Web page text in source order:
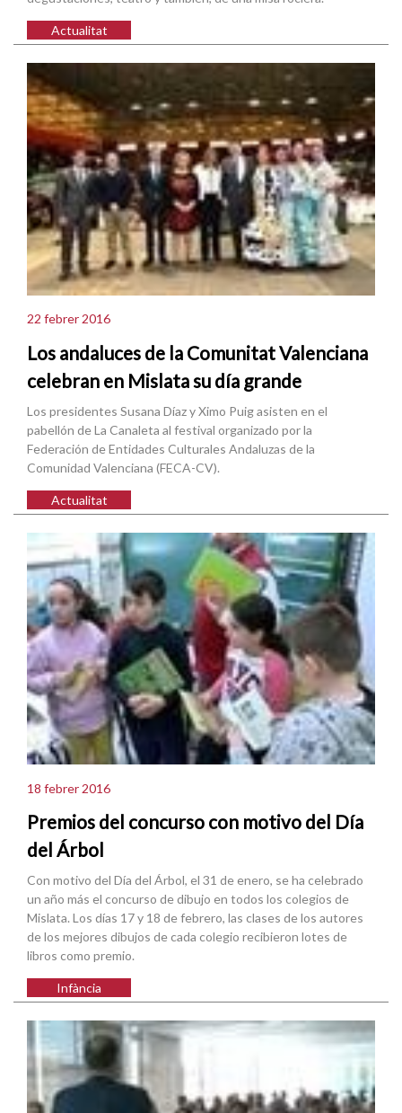
Actualitat
22 febrer 2016
Los andaluces de la Comunitat Valenciana
celebran en Mislata su día grande
Los presidentes Susana Díaz y Ximo Puig asisten en el
pabellón de La Canaleta al festival organizado por la
Federación de Entidades Culturales Andaluzas de la
Comunidad Valenciana (FECA-CV).
Actualitat
18 febrer 2016
Premios del concurso con motivo del Día
del Árbol
Con motivo del Día del Árbol, el 31 de enero, se ha celebrado
un año más el concurso de dibujo en todos los colegios de
Mislata. Los días 17 y 18 de febrero, las clases de los autores
de los mejores dibujos de cada colegio recibieron lotes de
libros como premio.
Infància